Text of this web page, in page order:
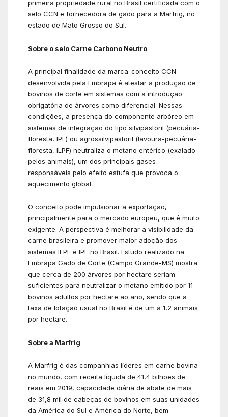
primeira propriedade rural no Brasil certificada com o
selo CCN e fornecedora de gado para a Marfrig, no
estado de Mato Grosso do Sul.
Sobre o selo Carne Carbono Neutro
A principal finalidade da marca-conceito CCN
desenvolvida pela Embrapa é atestar a produção de
bovinos de corte em sistemas com a introdução
obrigatória de árvores como diferencial. Nessas
condições, a presença do componente arbóreo em
sistemas de integração do tipo silvipastoril (pecuária-
floresta, IPF) ou agrossilvipastoril (lavoura-pecuária-
floresta, ILPF) neutraliza o metano entérico (exalado
pelos animais), um dos principais gases
responsáveis pelo efeito estufa que provoca o
aquecimento global.
O conceito pode impulsionar a exportação,
principalmente para o mercado europeu, que é muito
exigente. A perspectiva é melhorar a visibilidade da
carne brasileira e promover maior adoção dos
sistemas ILPF e IPF no Brasil. Estudo realizado na
Embrapa Gado de Corte (Campo Grande-MS) mostra
que cerca de 200 árvores por hectare seriam
suficientes para neutralizar o metano emitido por 11
bovinos adultos por hectare ao ano, sendo que a
taxa de lotação usual no Brasil é de um a 1,2 animais
por hectare.
Sobre a Marfrig
A Marfrig é das companhias líderes em carne bovina
no mundo, com receita líquida de 41,4 bilhões de
reais em 2019, capacidade diária de abate de mais
de 31,8 mil de cabeças de bovinos em suas unidades
da América do Sul e América do Norte, bem